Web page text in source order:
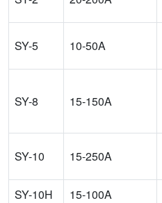
SY-5 10-50A
SY-8 15-150A
SY-10 15-250A
SY-10H
15-100A